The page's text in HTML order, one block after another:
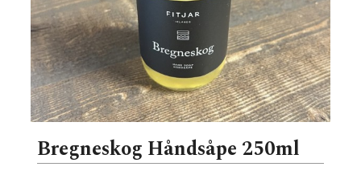
Bregneskog Håndsåpe 250ml